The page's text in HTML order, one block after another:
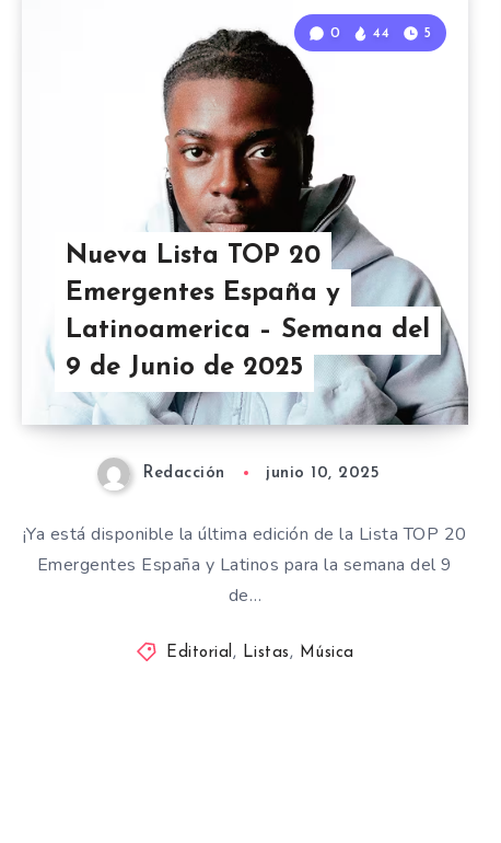
Nueva Lista TOP 20
Emergentes España y
Latinoamerica – Semana del
9 de Junio de 2025
0 44 5
Redacción junio 10, 2025
¡Ya está disponible la última edición de la Lista TOP 20
Emergentes España y Latinos para la semana del 9
de…
Editorial , Listas , Música